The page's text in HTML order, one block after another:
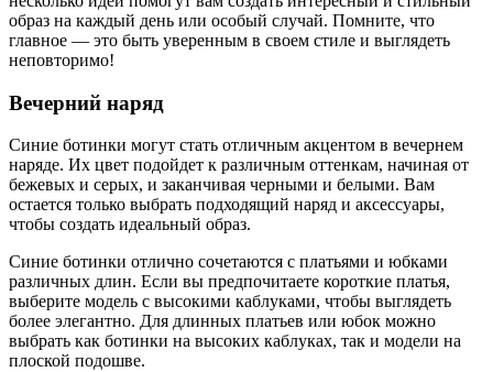
образ на каждый день или особый случай. Помните, что
главное — это быть уверенным в своем стиле и выглядеть
неповторимо!
Вечерний наряд
Синие ботинки могут стать отличным акцентом в вечернем
наряде. Их цвет подойдет к различным оттенкам, начиная от
бежевых и серых, и заканчивая черными и белыми. Вам
остается только выбрать подходящий наряд и аксессуары,
чтобы создать идеальный образ.
Синие ботинки отлично сочетаются с платьями и юбками
различных длин. Если вы предпочитаете короткие платья,
выберите модель с высокими каблуками, чтобы выглядеть
более элегантно. Для длинных платьев или юбок можно
выбрать как ботинки на высоких каблуках, так и модели на
плоской подошве.